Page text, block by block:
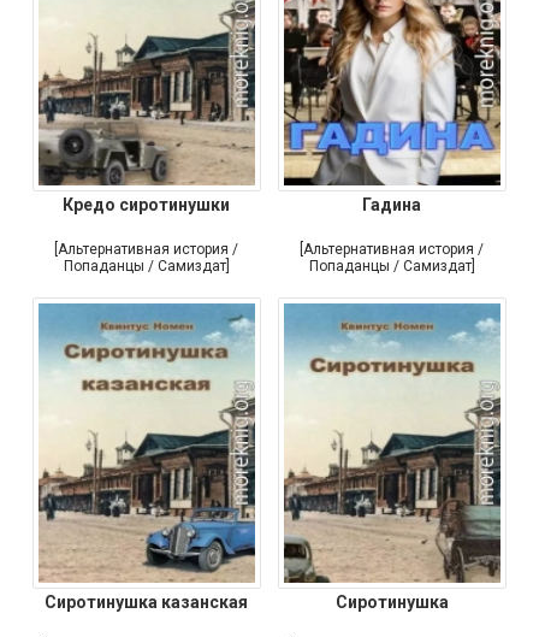
Кредо сиротинушки
[Альтернативная история /
Попаданцы / Самиздат]
Гадина
[Альтернативная история /
Попаданцы / Самиздат]
Сиротинушка казанская Сиротинушка